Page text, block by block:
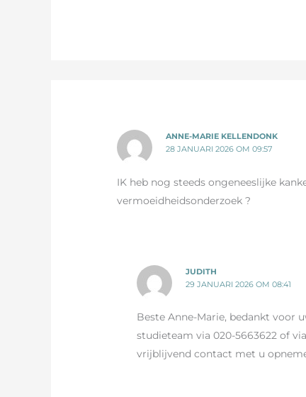
ANNE-MARIE KELLENDONK
28 JANUARI 2026 OM 09:57
IK heb nog steeds ongeneeslijke
vermoeidheidsonderzoek ?
JUDITH
29 JANUARI 2026 OM 08:41
Beste Anne-Marie, bedankt voor
studieteam via 020-5663622 of
vrijblijvend contact met u